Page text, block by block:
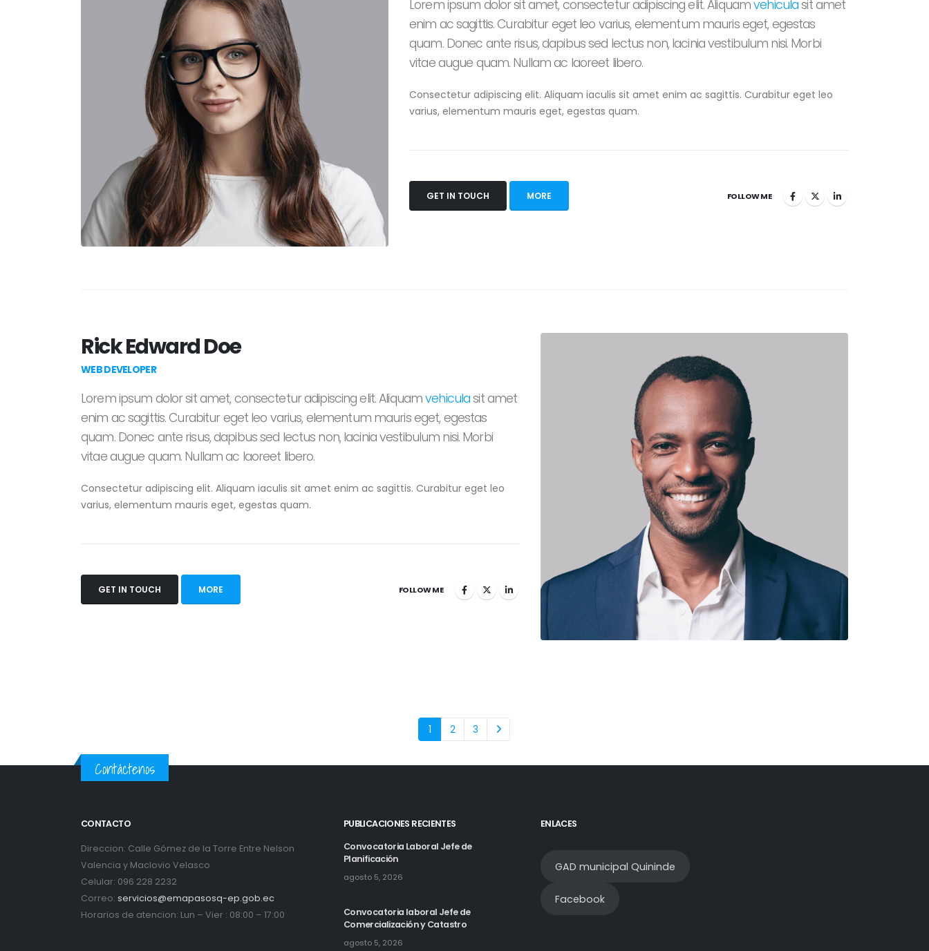
Lorem ipsum dolor sit amet, consectetur adipiscing elit. Aliquamvehiculasit amet
enim ac sagittis. Curabitur eget leo varius, elementum mauris eget, egestas
quam. Donec ante risus, dapibus sed lectus non, lacinia vestibulum nisi. Morbi
vitae augue quam. Nullam ac laoreet libero.
Consectetur adipiscing elit. Aliquam iaculis sit amet enim ac sagittis. Curabitur eget leo
varius, elementum mauris eget, egestas quam.
GET IN TOUCH MORE FOLLOW ME
Rick Edward Doe
WEB DEVELOPER
Lorem ipsum dolor sit amet, consectetur adipiscing elit. Aliquamvehiculasit amet
enim ac sagittis. Curabitur eget leo varius, elementum mauris eget, egestas
quam. Donec ante risus, dapibus sed lectus non, lacinia vestibulum nisi. Morbi
vitae augue quam. Nullam ac laoreet libero.
Consectetur adipiscing elit. Aliquam iaculis sit amet enim ac sagittis. Curabitur eget leo
varius, elementum mauris eget, egestas quam.
GET IN TOUCH MORE FOLLOW ME
1 2 3
Contáctenos
CONTACTO
Direccion: Calle Gómez de la Torre Entre Nelson
Valencia y Maclovio Velasco
Celular: 096 228 2232
Correo: servicios@emapasosq-ep.gob.ec
Horarios de atencion: Lun – Vier : 08:00 – 17:00
PUBLICACIONES RECIENTES
Convocatoria Laboral Jefe de
Planificación
agosto 5, 2026
Convocatoria laboral Jefe de
Comercialización y Catastro
agosto 5, 2026
ENLACES
GAD municipal Quininde
Facebook